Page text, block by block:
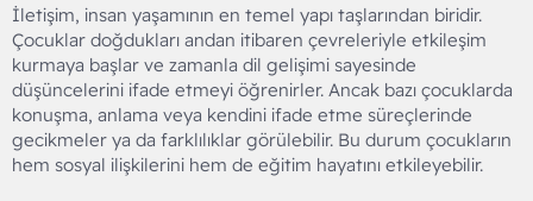
a
n
h
i
İletişim, insan yaşamının en temel yapı taşlarından biridir.
Çocuklar doğdukları andan itibaren çevreleriyle etkileşim
kurmaya başlar ve zamanla dil gelişimi sayesinde
düşüncelerini ifade etmeyi öğrenirler. Ancak bazı çocuklarda
konuşma, anlama veya kendini ifade etme süreçlerinde
gecikmeler ya da farklılıklar görülebilir. Bu durum çocukların
hem sosyal ilişkilerini hem de eğitim hayatını etkileyebilir.